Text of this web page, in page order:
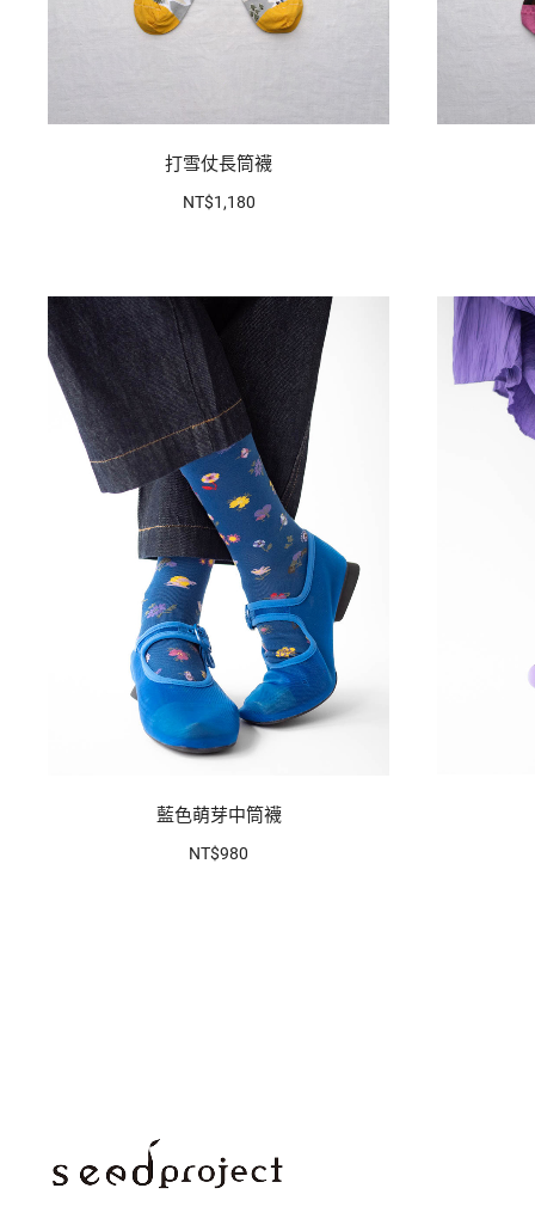
打雪仗長筒襪
NT$1,180
藍色萌芽中筒襪
NT$980